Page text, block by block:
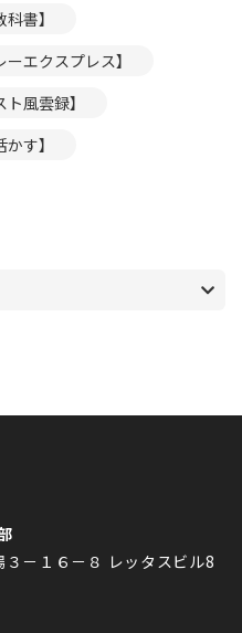
書】
エクスプレス】
風雲録】
す】
－１６－８ レッタスビル8